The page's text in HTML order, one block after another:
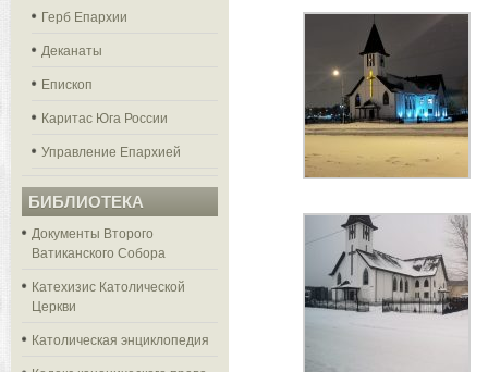
Герб Епархии
Деканаты
Епископ
Каритас Юга России
Управление Епархией
БИБЛИОТЕКА
Документы Второго
Ватиканского Собора
Катехизис Католической
Церкви
Католическая энциклопедия